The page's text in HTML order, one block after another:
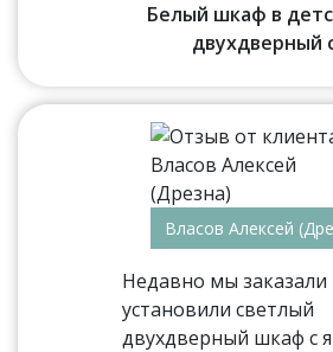
Белый шкаф в
двухдверный
Власов Алексей
Недавно мы заказали
установили светлый
двухдверный шкаф с